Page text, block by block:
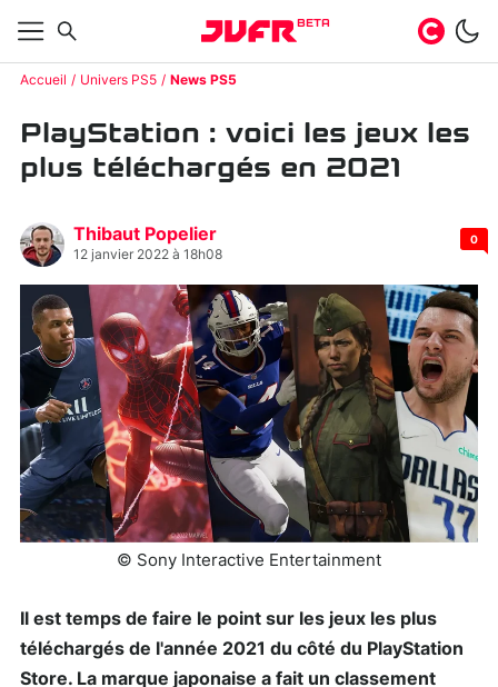
BETA
Accueil Univers PS5 News PS5
PlayStation : voici les jeux les
plus téléchargés en 2021
Thibaut Popelier
12 janvier 2022 à 18h08
0
© Sony Interactive Entertainment
Il est temps de faire le point sur les jeux les plus
téléchargés de l'année 2021 du côté du PlayStation
Store. La marque japonaise a fait un classement